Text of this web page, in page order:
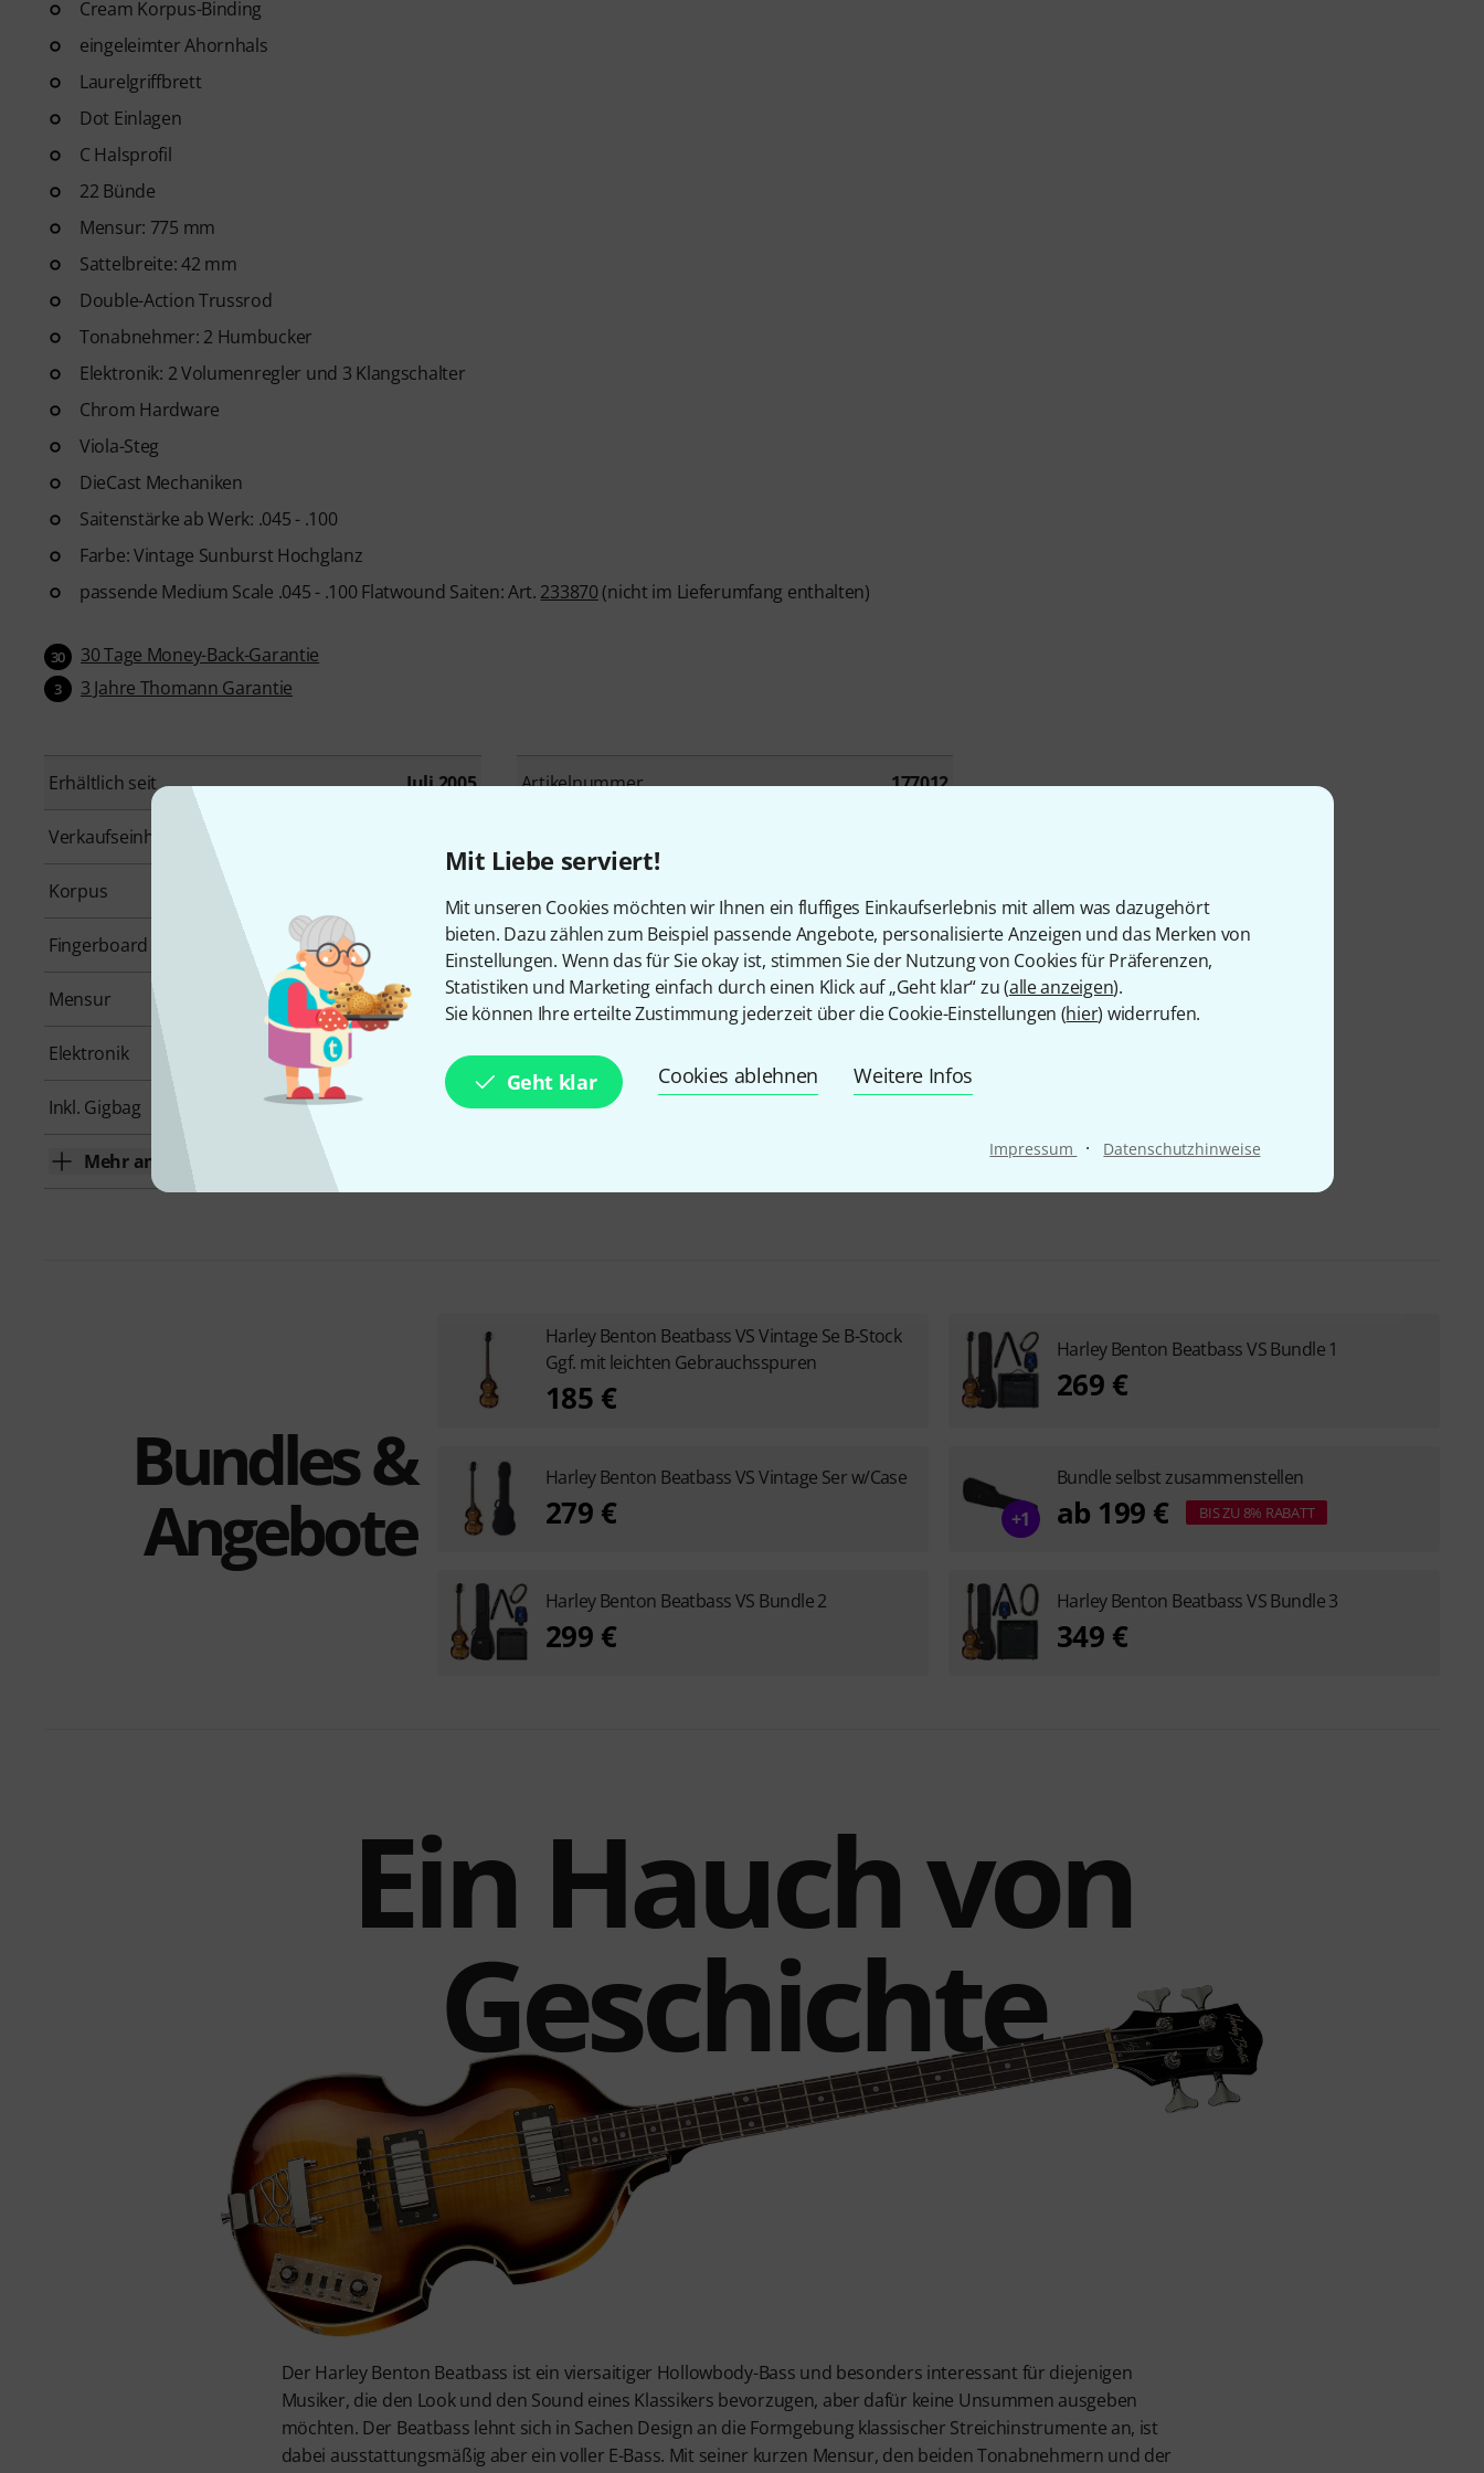
Mit Liebe serviert!
Mit unseren Cookies möchten wir Ihnen ein fluffiges Einkaufserlebnis mit allem was dazugehört
bieten. Dazu zählen zum Beispiel passende Angebote, personalisierte Anzeigen und das Merken von
Einstellungen. Wenn das für Sie okay ist, stimmen Sie der Nutzung von Cookies für Präferenzen,
Statistiken und Marketing einfach durch einen Klick auf „Geht klar“ zu (alle anzeigen).
Sie können Ihre erteilte Zustimmung jederzeit über die Cookie-Einstellungen (hier) widerrufen.
Geht klar Cookies ablehnen Weitere Infos
Impressum · Datenschutzhinweise
Tracks, Technik-Workouts und musikalische Konzepte, die dein Bassspiel auf das
nächste Level heben werden.
Cream Korpus-Binding
eingeleimter Ahornhals
Laurelgriffbrett
Dot Einlagen
C Halsprofil
22 Bünde
Mensur: 775 mm
Sattelbreite: 42 mm
Double-Action Trussrod
Tonabnehmer: 2 Humbucker
Elektronik: 2 Volumenregler und 3 Klangschalter
Chrom Hardware
Viola-Steg
DieCast Mechaniken
Saitenstärke ab Werk: .045 - .100
Farbe: Vintage Sunburst Hochglanz
passende Medium Scale .045 - .100 Flatwound Saiten: Art. 233870 (nicht im Lieferumfang enthalten)
30 30 Tage Money-Back-Garantie
3 3 Jahre Thomann Garantie
Erhältlich seit Juli 2005 Artikelnummer 177012
Verkaufseinheit
Korpus
Fingerboard Laurel Bünde 22
Mensur Shortscale Tonabnehmerbestückung JJ
Elektronik Passiv Inkl. Koffer
Inkl. Gigbag Nein
Mehr anzeigen
Bundles &
Angebote
Harley Benton Beatbass VS Vintage Se B-Stock
Ggf. mit leichten Gebrauchsspuren
185 €
Harley Benton Beatbass VS Bundle 1
269 €
Harley Benton Beatbass VS Vintage Ser w/Case
279 € +1
Bundle selbst zusammenstellen
ab 199 € BIS ZU 8% RABATT
Harley Benton Beatbass VS Bundle 2
299 €
Harley Benton Beatbass VS Bundle 3
349 €
Ein Hauch von
Geschichte
Der Harley Benton Beatbass ist ein viersaitiger Hollowbody-Bass und besonders interessant für diejenigen
Musiker, die den Look und den Sound eines Klassikers bevorzugen, aber dafür keine Unsummen ausgeben
möchten. Der Beatbass lehnt sich in Sachen Design an die Formgebung klassischer Streichinstrumente an, ist
dabei ausstattungsmäßig aber ein voller E-Bass. Mit seiner kurzen Mensur, den beiden Tonabnehmern und der